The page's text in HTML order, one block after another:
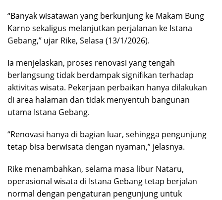
“Banyak wisatawan yang berkunjung ke Makam Bung
Karno sekaligus melanjutkan perjalanan ke Istana
Gebang,” ujar Rike, Selasa (13/1/2026).
Ia menjelaskan, proses renovasi yang tengah
berlangsung tidak berdampak signifikan terhadap
aktivitas wisata. Pekerjaan perbaikan hanya dilakukan
di area halaman dan tidak menyentuh bangunan
utama Istana Gebang.
“Renovasi hanya di bagian luar, sehingga pengunjung
tetap bisa berwisata dengan nyaman,” jelasnya.
Rike menambahkan, selama masa libur Nataru,
operasional wisata di Istana Gebang tetap berjalan
normal dengan pengaturan pengunjung untuk